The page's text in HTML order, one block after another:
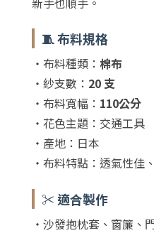
🧵 布料規格
・布料種類： 棉布
・紗支數： 20 支
・布料寬幅： 110公分
・花色主題：交通工具
・產地：日本
・布料特點：透氣性佳
✂️ 適合製作
・沙發抱枕套、窗簾、